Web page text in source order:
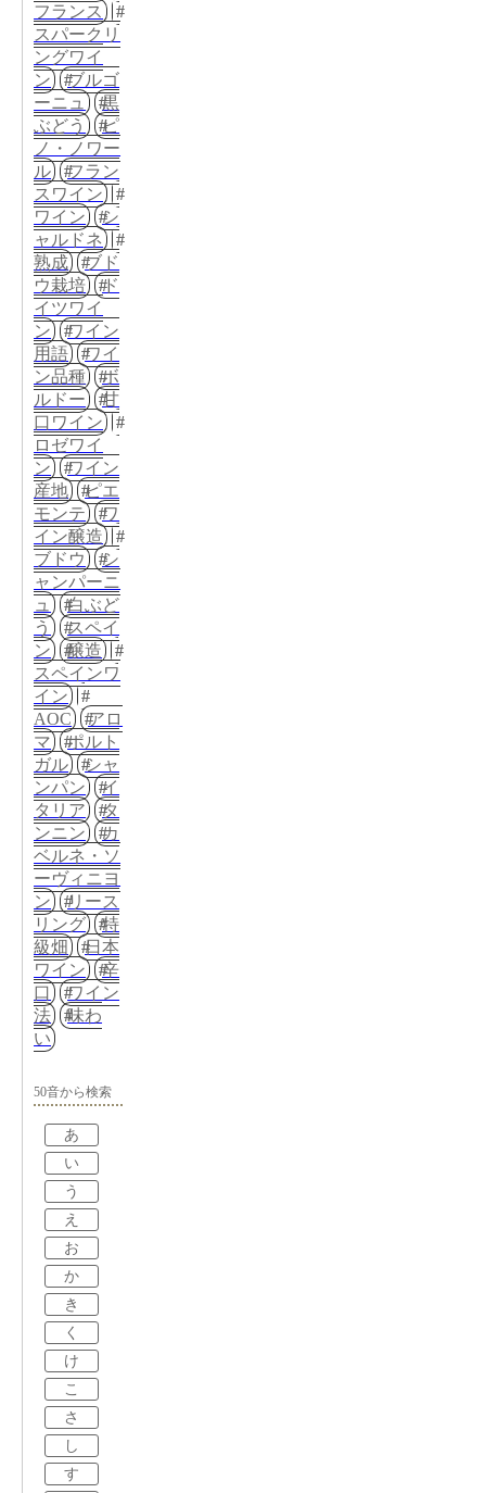
フランス
スパークリ
ングワイ
ン
ブルゴ
ーニュ
黒
ぶどう
ピ
ノ・ノワー
ル
フラン
スワイン
ワイン
シ
ャルドネ
熟成
ブド
ウ栽培
ド
イツワイ
ン
ワイン
用語
ワイ
ン品種
ボ
ルドー
甘
口ワイン
ロゼワイ
ン
ワイン
産地
ピエ
モンテ
ワ
イン醸造
ブドウ
シ
ャンパーニ
ュ
白ぶど
う
スペイ
ン
醸造
スペインワ
イン
AOC
アロ
マ
ポルト
ガル
シャ
ンパン
イ
タリア
タ
ンニン
カ
ベルネ・ソ
ーヴィニヨ
ン
リース
リング
特
級畑
日本
ワイン
辛
口
ワイン
法
味わ
い
50音から検索
あ
い
う
え
お
か
き
く
け
こ
さ
し
す